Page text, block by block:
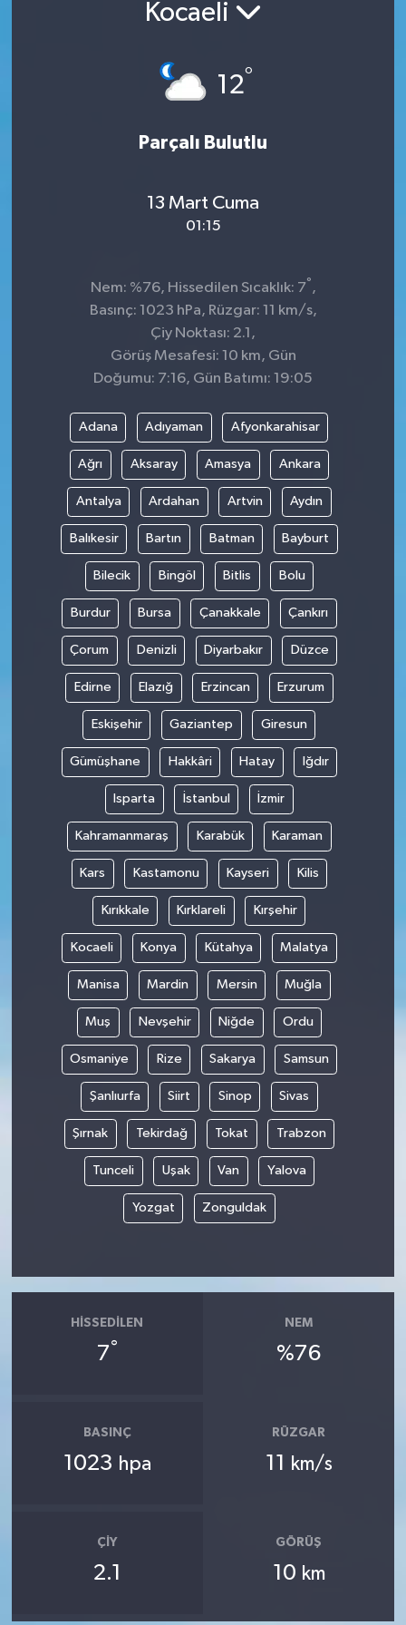
Kocaeli
12°
Parçalı Bulutlu
13 Mart Cuma
01:15
Nem: %76, Hissedilen Sıcaklık: 7° ,
Basınç: 1023 hPa, Rüzgar: 11 km/s,
Çiy Noktası: 2.1,
Görüş Mesafesi: 10 km, Gün
Doğumu: 7:16, Gün Batımı: 19:05
Adana Adıyaman Afyonkarahisar
Ağrı Aksaray Amasya Ankara
Antalya Ardahan Artvin Aydın
Balıkesir Bartın Batman Bayburt
Bilecik Bingöl Bitlis Bolu
Burdur Bursa Çanakkale Çankırı
Çorum Denizli Diyarbakır Düzce
Edirne Elazığ Erzincan Erzurum
Eskişehir Gaziantep Giresun
Gümüşhane Hakkâri Hatay Iğdır
Isparta İstanbul İzmir
Kahramanmaraş Karabük Karaman
Kars Kastamonu Kayseri Kilis
Kırıkkale Kırklareli Kırşehir
Kocaeli Konya Kütahya Malatya
Manisa Mardin Mersin Muğla
Muş Nevşehir Niğde Ordu
Osmaniye Rize Sakarya Samsun
Şanlıurfa Siirt Sinop Sivas
Şırnak Tekirdağ Tokat Trabzon
Tunceli Uşak Van Yalova
Yozgat Zonguldak
HISSEDILEN
7°
NEM
%76
BASINÇ
1023 hpa
RÜZGAR
11 km/s
ÇIY
2.1
GÖRÜŞ
10 km